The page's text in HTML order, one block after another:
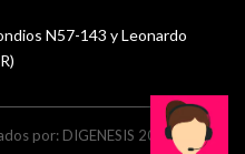
N57-143 y Leonardo
por: DIGENESIS 2024 |